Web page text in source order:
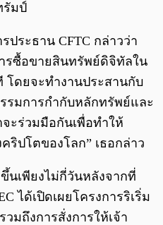
มป์
รประธาน CFTC กล่าวว่า
รซื้อขายสินทรัพย์ดิจิทัลใน
โดยจะทำงานประสานกับ
รมการกำกับหลักทรัพย์และ
จะร่วมมือกันเพื่อทำให้
ริปโตของโลก” เธอกล่าว
นเพียงไม่กี่วันหลังจากที่
ได้เปิดเผยโครงการริเริ่ม
วมถึงการสั่งการให้เจ้า